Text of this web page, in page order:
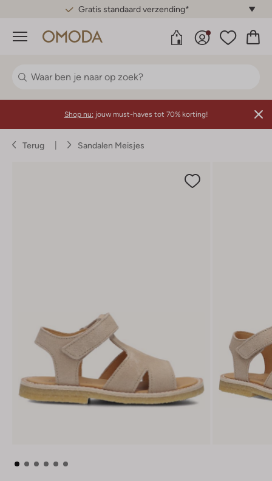
Gratis standaard verzending*
Menu
Shop nu: jouw must-haves tot 70% korting!
Terug Sandalen Meisjes